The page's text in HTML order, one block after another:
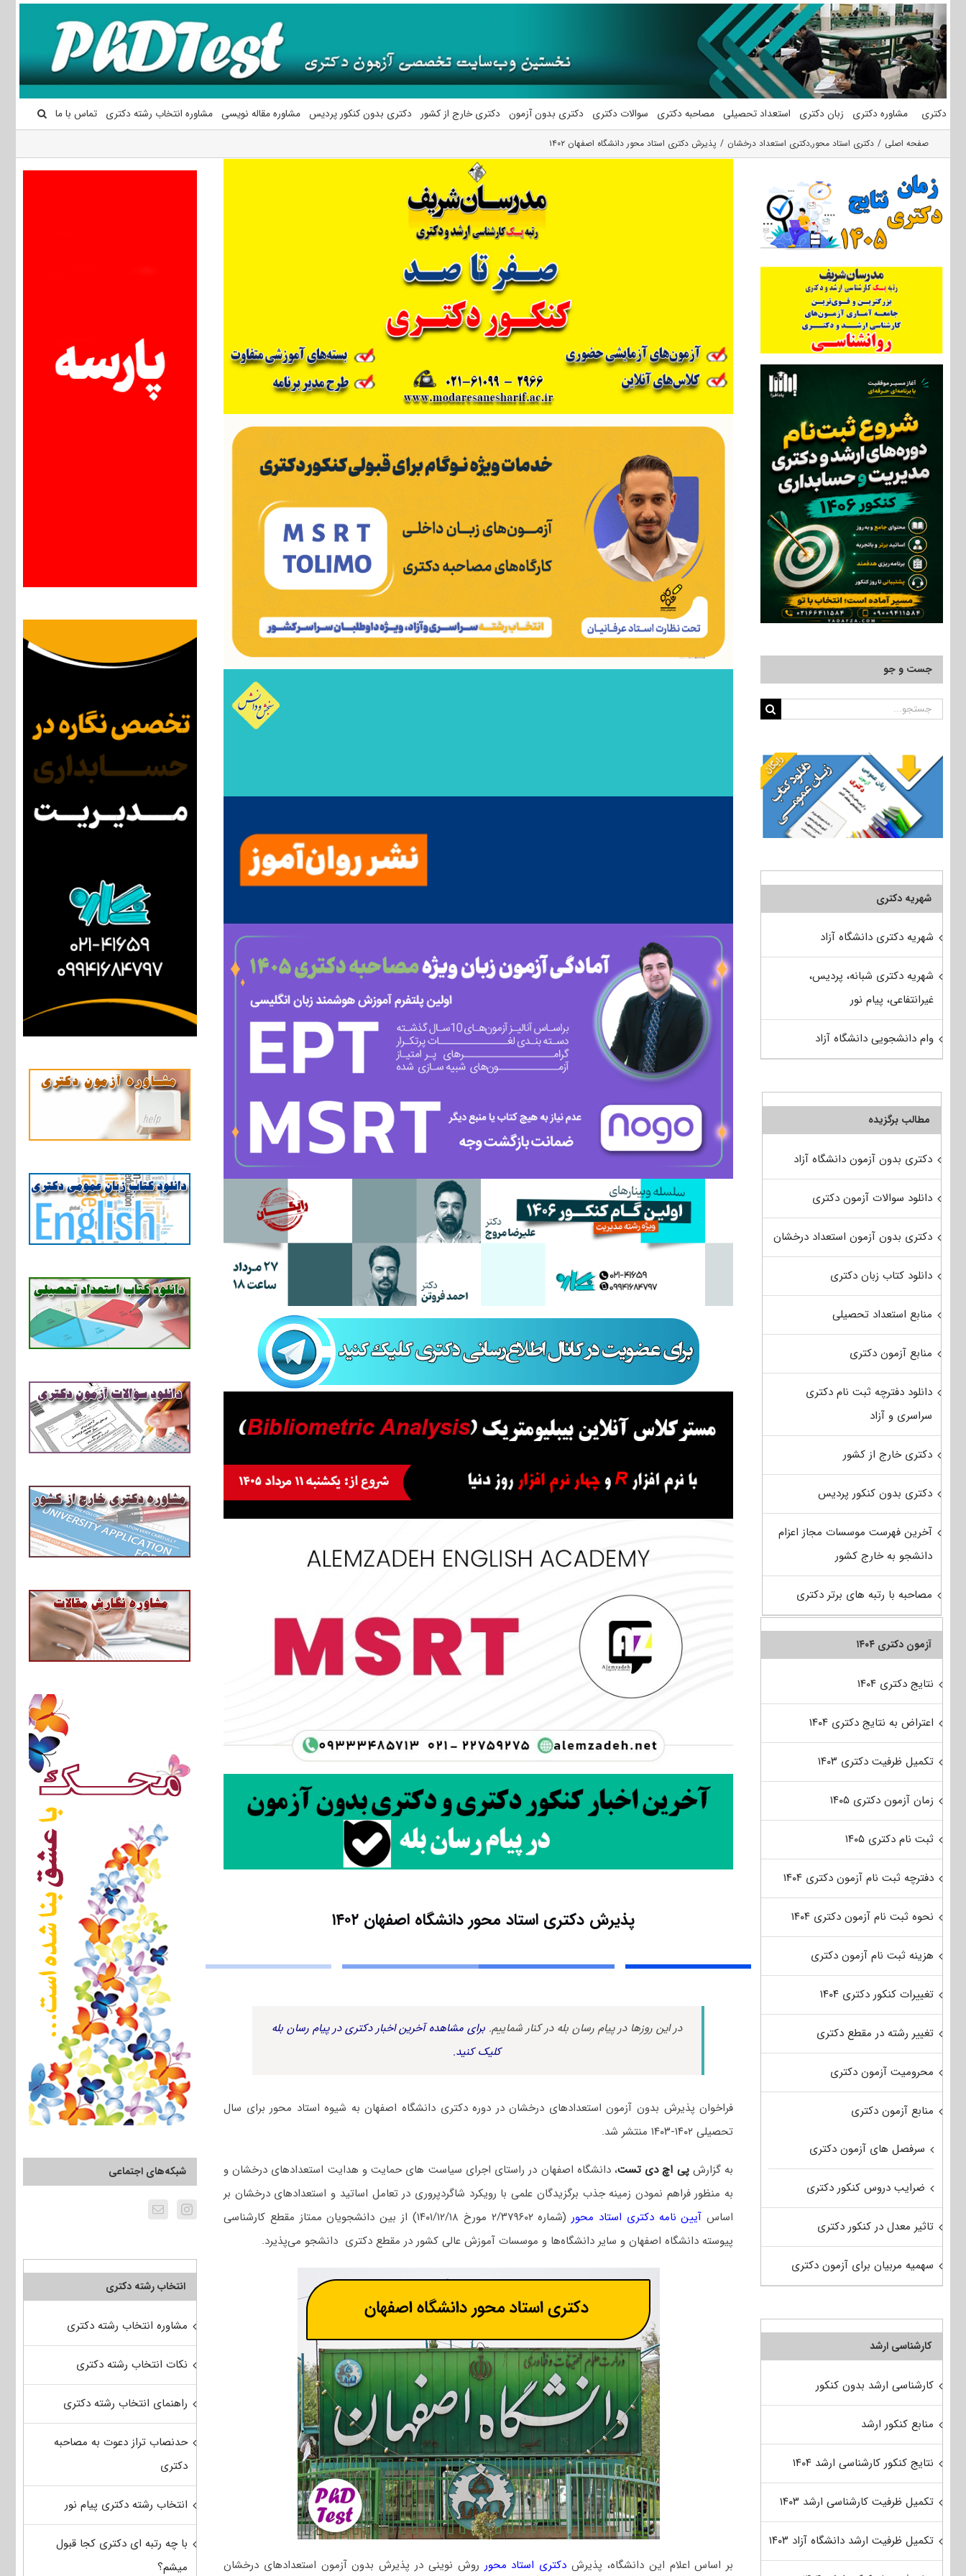
محتوا
دکتری مشاوره دکتری زبان دکتری استعداد تحصیلی مصاحبه دکتری سوالات دکتری دکتری بدون آزمون دکتری خارج از کشور دکتری بدون کنکور پردیس مشاوره مقاله نویسی مشاوره انتخاب رشته دکتری تماس با ما
صفحه اصلی دکتری استاد محور,دکتری استعداد درخشان پذیرش دکتری استاد محور دانشگاه اصفهان ۱۴۰۲
پذیرش دکتری استاد محور دانشگاه اصفهان ۱۴۰۲
در این روزها در پیام رسان بله در کنار شماییم. برای مشاهده آخرین اخبار دکتری در پیام رسان بله
کلیک کنید.
فراخوان پذیرش بدون آزمون استعدادهای درخشان در دوره دکتری دانشگاه اصفهان به شیوه استاد محور برای سال
تحصیلی ۱۴۰۲-۱۴۰۳ منتشر شد.
به گزارشپی اچ دی تست، دانشگاه اصفهان در راستای اجرای سیاست های حمایت و هدایت استعدادهای درخشان و
به منظور فراهم نمودن زمینه جذب برگزیدگان علمی با رویکرد شاگردپروری در تعامل اساتید و استعدادهای درخشان بر
اساس آیین نامه دکتری استاد محور
(شماره ۲/۳۷۹۶۰۲ مورخ ۱۴۰۱/۱۲/۱۸) از بین دانشجویان ممتاز مقطع کارشناسی
پیوسته دانشگاه اصفهان و سایر دانشگاه‌ها و موسسات آموزش عالی کشور در مقطع دکتری دانشجو می‌پذیرد.
بر اساس اعلام این دانشگاه، پذیرشدکتری استاد محور روش نوینی در پذیرش بدون آزمون استعدادهای درخشان
شبکه‌های اجتماعی
انتخاب رشته دکتری
مشاوره انتخاب رشته دکتری
نکات انتخاب رشته دکتری
راهنمای انتخاب رشته دکتری
حدنصاب تراز دعوت به مصاحبه
دکتری
انتخاب رشته دکتری پیام نور
با چه رتبه ای دکتری کجا قبول
میشم؟
جست و جو
جستجو
شهریه دکتری
شهریه دکتری دانشگاه آزاد
شهریه دکتری شبانه، پردیس،
غیرانتفاعی، پیام نور
وام دانشجویی دانشگاه آزاد
مطالب برگزیده
دکتری بدون آزمون دانشگاه آزاد
دانلود سوالات آزمون دکتری
دکتری بدون آزمون استعداد درخشان
دانلود کتاب زبان دکتری
منابع استعداد تحصیلی
منابع آزمون دکتری
دانلود دفترچه ثبت نام دکتری
سراسری و آزاد
دکتری خارج از کشور
دکتری بدون کنکور پردیس
آخرین فهرست موسسات مجاز اعزام
دانشجو به خارج کشور
مصاحبه با رتبه های برتر دکتری
آزمون دکتری ۱۴۰۴
نتایج دکتری ۱۴۰۴
اعتراض به نتایج دکتری ۱۴۰۴
تکمیل ظرفیت دکتری ۱۴۰۳
زمان آزمون دکتری ۱۴۰۵
ثبت نام دکتری ۱۴۰۵
دفترچه ثبت نام آزمون دکتری ۱۴۰۴
نحوه ثبت نام آزمون دکتری ۱۴۰۴
هزینه ثبت نام آزمون دکتری
تغییرات کنکور دکتری ۱۴۰۴
تغییر رشته در مقطع دکتری
محرومیت آزمون دکتری
منابع آزمون دکتری
سرفصل های آزمون دکتری
ضرایب دروس کنکور دکتری
تاثیر معدل در کنکور دکتری
سهمیه مربیان برای آزمون دکتری
کارشناسی ارشد
کارشناسی ارشد بدون کنکور
منابع کنکور ارشد
نتایج کنکور کارشناسی ارشد ۱۴۰۴
تکمیل ظرفیت کارشناسی ارشد ۱۴۰۳
تکمیل ظرفیت ارشد دانشگاه آزاد ۱۴۰۳